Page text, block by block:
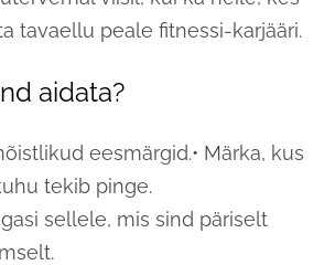
tavaellu peale fitnessi-karjääri.
aidata?
eesmärgid.• Märka, kus
tekib pinge.
sellele, mis sind päriselt